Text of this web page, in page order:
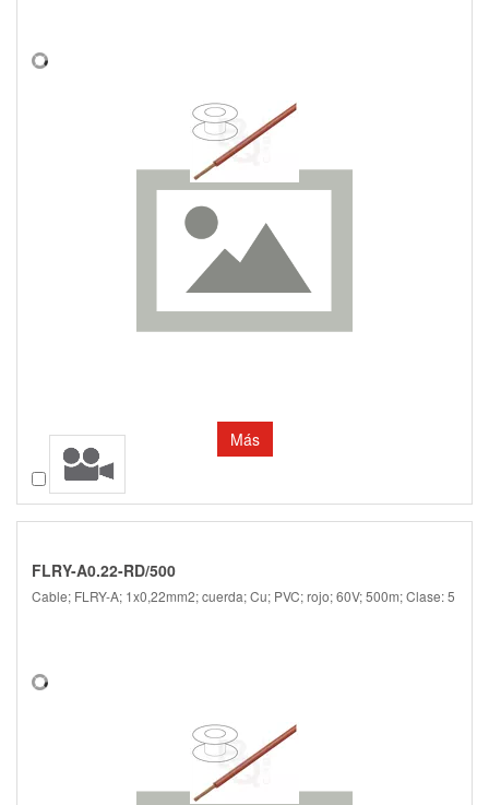
Más
Comparar
FLRY-A0.22-RD/500
Cable; FLRY-A; 1x0,22mm2; cuerda; Cu; PVC; rojo; 60V; 500m; Clase: 5